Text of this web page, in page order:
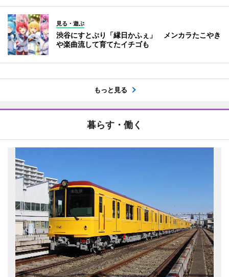
見る・遊ぶ
渋谷にすとぷり「縁日かふぇ」 メンカラたこやき
や楽曲流して育てたイチゴも
もっと見る
暮らす・働く